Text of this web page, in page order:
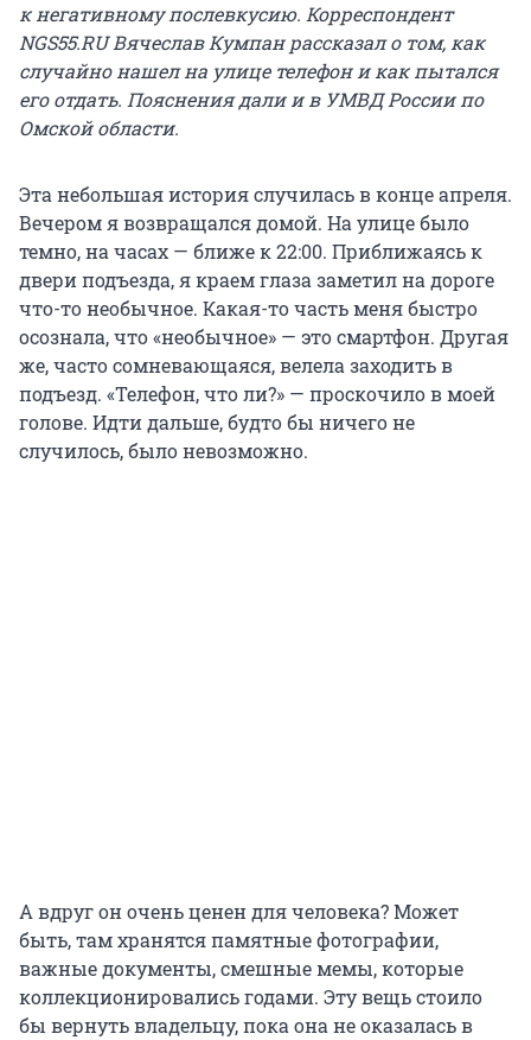
к негативному послевкусию. Корреспондент
NGS55.RU Вячеслав Кумпан рассказал о том, как
случайно нашел на улице телефон и как пытался
его отдать. Пояснения дали и в УМВД России по
Омской области.
Эта небольшая история случилась в конце апреля.
Вечером я возвращался домой. На улице было
темно, на часах — ближе к 22:00. Приближаясь к
двери подъезда, я краем глаза заметил на дороге
что-то необычное. Какая-то часть меня быстро
осознала, что «необычное» — это смартфон. Другая
же, часто сомневающаяся, велела заходить в
подъезд. «Телефон, что ли?» — проскочило в моей
голове. Идти дальше, будто бы ничего не
случилось, было невозможно.
А вдруг он очень ценен для человека? Может
быть, там хранятся памятные фотографии,
важные документы, смешные мемы, которые
коллекционировались годами. Эту вещь стоило
бы вернуть владельцу, пока она не оказалась в